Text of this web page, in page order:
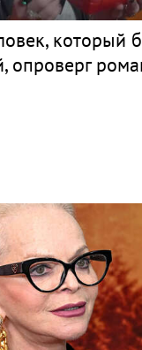
который
опроверг